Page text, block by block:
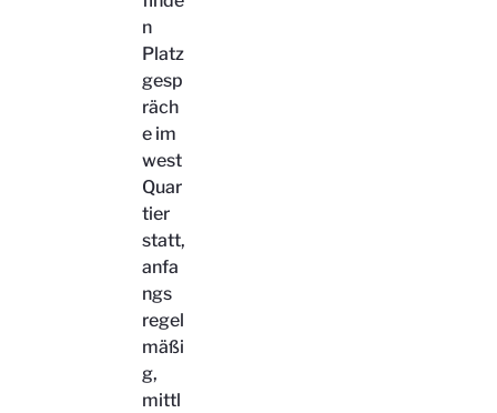
n
Platz
gesp
räch
e im
west
Quar
tier
statt,
anfa
ngs
regel
mäßi
g,
mittl